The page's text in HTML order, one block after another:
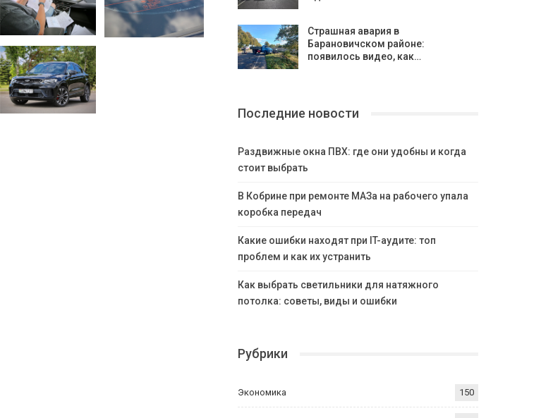
Страшная авария в
Барановичском районе:
появилось видео, как…
Последние новости
Раздвижные окна ПВХ: где они удобны и когда
стоит выбрать
В Кобрине при ремонте МАЗа на рабочего упала
коробка передач
Какие ошибки находят при IT-аудите: топ
проблем и как их устранить
Как выбрать светильники для натяжного
потолка: советы, виды и ошибки
Рубрики
Экономика 150